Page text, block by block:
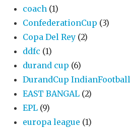
coach (1)
ConfederationCup (3)
Copa Del Rey (2)
ddfc (1)
durand cup (6)
DurandCup IndianFootball
EAST BANGAL (2)
EPL (9)
europa league (1)